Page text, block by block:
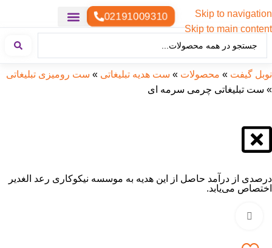
Skip to navigation
Skip to main content
02191009310
نوبل گیفت » محصولات » ست هدیه تبلیغاتی » ست رومیزی تبلیغاتی
» ست تبلیغاتی چرمی سرمه ای
درصدی از درآمد حاصل از این هدیه به موسسه نیکوکاری رعد الغدیر
اختصاص می‌یابد.